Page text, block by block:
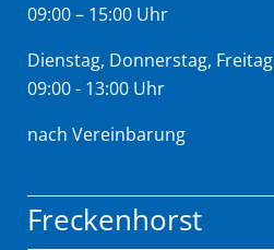
09:00 – 15:00 Uhr
Dienstag, Donnerstag, Freitag
09:00 - 13:00 Uhr
nach Vereinbarung
Freckenhorst